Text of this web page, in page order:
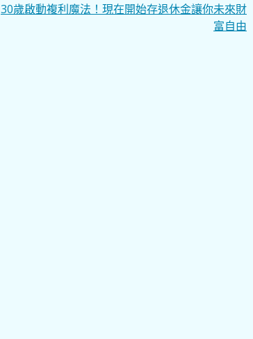
30歲啟動複利魔法！現在開始存退休金讓你未來財
富自由